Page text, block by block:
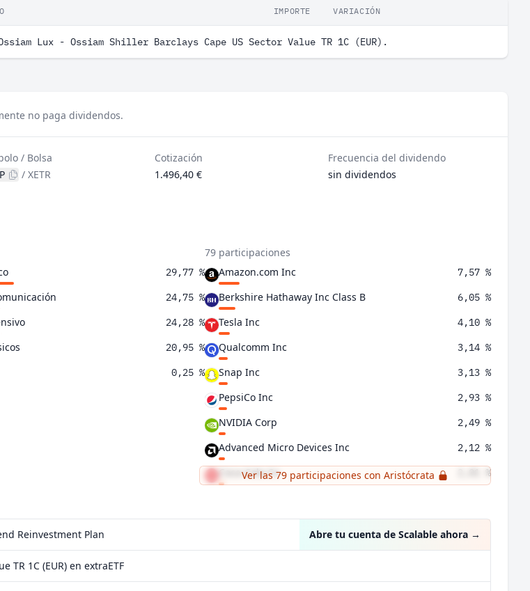
IMPORTE VARIACIÓN
Lux - Ossiam Shiller Barclays Cape US Sector Value TR 1C (EUR).
no paga dividendos.
/ Bolsa
/XETR
Cotización
1.496,40 €
Frecuencia del dividendo
sin dividendos
29,77 %
24,75 %
24,28 %
20,95 %
0,25 %
79 participaciones
Amazon.com Inc
7,57 %
Berkshire Hathaway Inc Class B 6,05 %
Tesla Inc 4,10 %
Qualcomm Inc 3,14 %
Snap Inc 3,13 %
PepsiCo Inc 2,93 %
NVIDIA Corp 2,49 %
Advanced Micro Devices Inc 2,12 %
Coca-Cola Co 2,01 %
Ver las 79 participaciones con Aristócrata
Reinvestment Plan Abre tu cuenta de Scalable ahora →
TR 1C (EUR) en extraETF